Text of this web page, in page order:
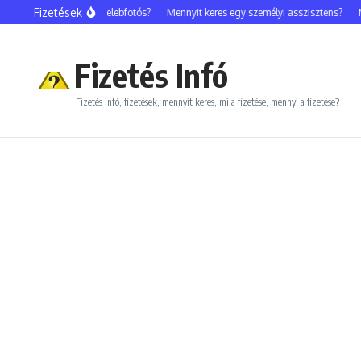
Ugrás a tartalomhoz
Fizetések
Mennyit keres egy celebfotós? Mennyit keres egy személyi asszisztens?
Fizetés Infó
Fizetés infó, fizetések, mennyit keres, mi a fizetése, mennyi a fizetése?